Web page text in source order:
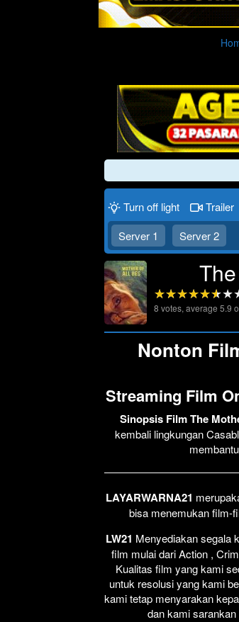
Turn off light
Trailer
Server 1
Server 2
8 votes, average 5.9
Nonton
Streaming Film
Sinopsis Film The
kembali lingkungan
LAYARWARNA21
bisa menemukan film-
LW21 Menyediakan segala
film mulai dari Action ,
Kualitas film yang kami
untuk resolusi yang kami
kami tetap menyarakan
dan kami